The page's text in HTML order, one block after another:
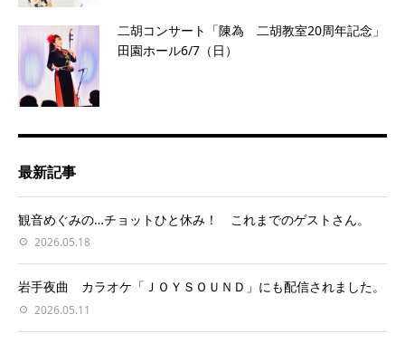
二胡コンサート「陳為 二胡教室20周年記念」
田園ホール6/7（日）
最新記事
観音めぐみの…チョットひと休み！ これまでのゲストさん。
2026.05.18
岩手夜曲 カラオケ「ＪＯＹＳＯＵＮＤ」にも配信されました。
2026.05.11